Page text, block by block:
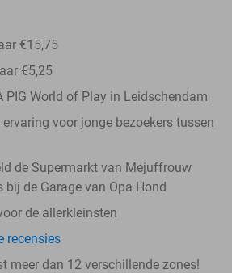
€15,75
€5,25
PIG World of Play in Leidschendam
voor jonge bezoekers tussen
de Supermarkt van Mejuffrouw
de Garage van Opa Hond
de allerkleinsten
recensies
meer dan 12 verschillende zones!